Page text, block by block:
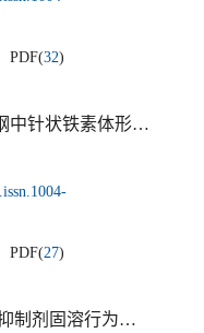
PDF(32)
Ce/Ce-Zr夹杂物诱导高强船板钢中针状铁素体形核行为的研究
PDF(27)
热轧加热时间对稀土取向硅钢抑制剂固溶行为的影响